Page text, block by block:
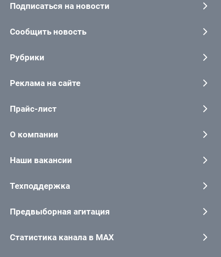
Подписаться на новости
Сообщить новость
Рубрики
Реклама на сайте
Прайс-лист
О компании
Наши вакансии
Техподдержка
Предвыборная агитация
Статистика канала в MAX